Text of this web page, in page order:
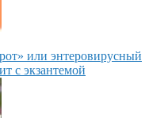
или энтеровирусный
с экзантемой